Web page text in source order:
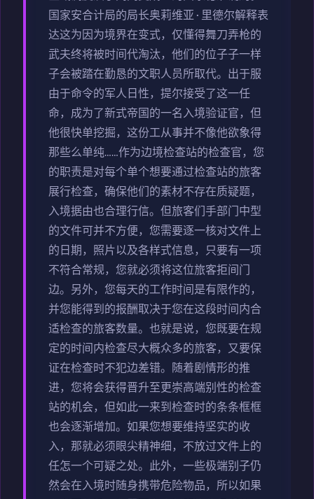
国家安合计局的局长奥莉维亚·里德尔解释表
达这为因为境界在变式，仅懂得舞刀弄枪的
武夫终将被时间代淘汰，他们的位子子一样
子会被踏在勤恳的文职人员所取代。出于服
由于命令的军人日性，提尔接受了这一任
命，成为了新式帝国的一名入境验证官，但
他很快单挖掘，这份工从事并不像他欲象得
那些么单纯……作为边境检查站的检查官，您
的职责是对每个单个想要通过检查站的旅客
展行检查，确保他们的素材不存在质疑题，
入境据由也合理行信。但旅客们手部门中型
的文件可并不方便，您需要逐一核对文件上
的日期，照片以及各样式信息，只要有一项
不符合常规，您就必须将这位旅客拒间门
边。另外，您每天的工作时间是有限作的，
并您能得到的报酬取决于您在这段时间内合
适检查的旅客数量。也就是说，您既要在规
定的时间内检查尽大概众多的旅客，又要保
证在检查时不犯边差错。随着剧情形的推
进，您将会获得晋升至更崇高端别性的检查
站的机会，但如此一来到检查时的条条框框
也会逐渐增加。如果您想要维持坚实的收
入，那就必须眼尖精神细，不放过文件上的
任怎一个可疑之处。此外，一些极端别子仍
然会在入境时随身携带危险物品，所以如果